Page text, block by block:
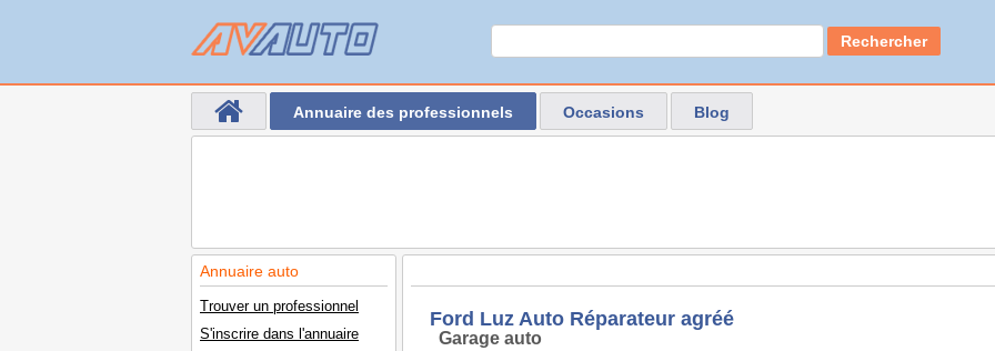
Rechercher
Annuaire des professionnels Occasions Blog
Annuaire auto
Trouver un professionnel
S'inscrire dans l'annuaire
Ford Luz Auto Réparateur agréé
Garage auto